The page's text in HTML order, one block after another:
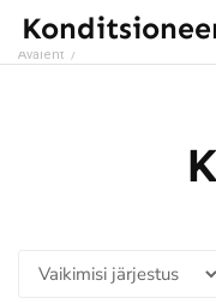
Avaleht /